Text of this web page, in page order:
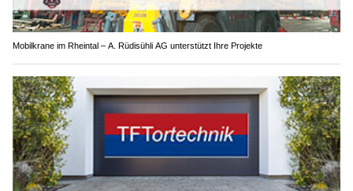
Mobilkrane im Rheintal – A. Rüdisühli AG unterstützt Ihre Projekte